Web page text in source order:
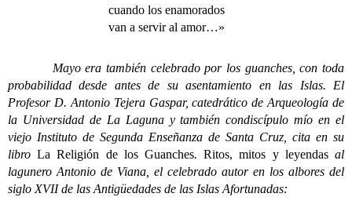
cuando los enamorados
van a servir al amor…»
Mayo era también celebrado por los guanches, con toda
probabilidad desde antes de su asentamiento en las Islas. El
Profesor D. Antonio Tejera Gaspar, catedrático de Arqueología de
la Universidad de La Laguna y también condiscípulo mío en el
viejo Instituto de Segunda Enseñanza de Santa Cruz, cita en su
libroLa Religión de los Guanches.Ritos, mitos y leyendasal
lagunero Antonio de Viana, el celebrado autor en los albores del
siglo XVII de las Antigüedades de las Islas Afortunadas: